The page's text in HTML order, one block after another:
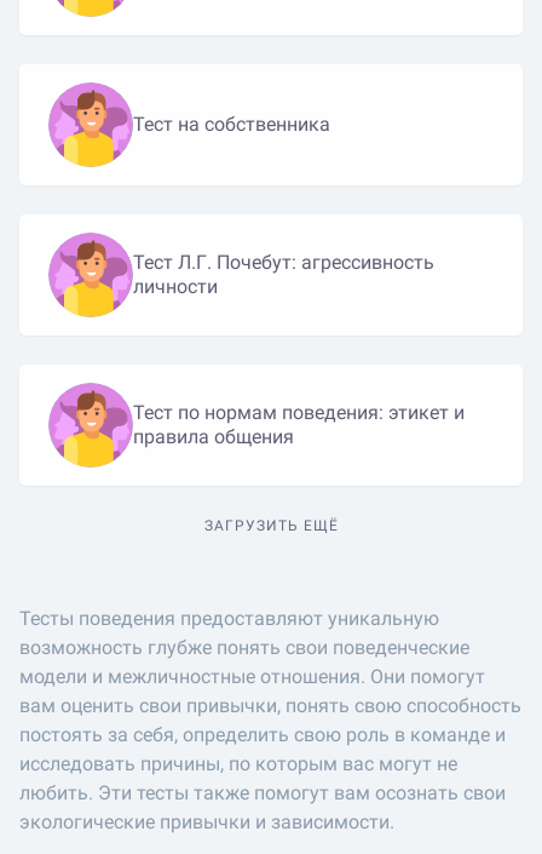
Тест на собственника
Тест Л.Г. Почебут: агрессивность
личности
Тест по нормам поведения: этикет и
правила общения
ЗАГРУЗИТЬ ЕЩЁ
Тесты поведения предоставляют уникальную
возможность глубже понять свои поведенческие
модели и межличностные отношения. Они помогут
вам оценить свои привычки, понять свою способность
постоять за себя, определить свою роль в команде и
исследовать причины, по которым вас могут не
любить. Эти тесты также помогут вам осознать свои
экологические привычки и зависимости.